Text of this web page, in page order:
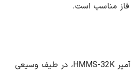
فاز مناسب است.
کلید حرارتی هیوندای ۴ آمپر HMMS-32K، در طیف وسیعی